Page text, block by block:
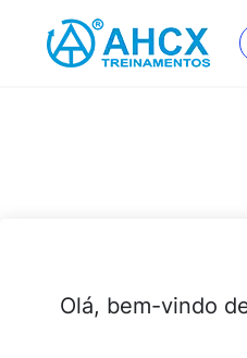
content
Olá, bem-vindo